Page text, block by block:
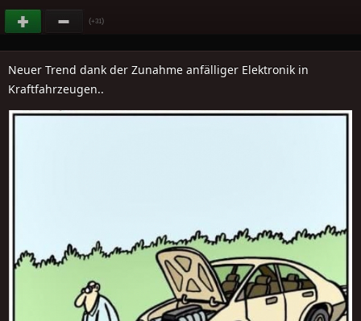
(+31)
Neuer Trend dank der Zunahme anfälliger Elektronik in
Kraftfahrzeugen..